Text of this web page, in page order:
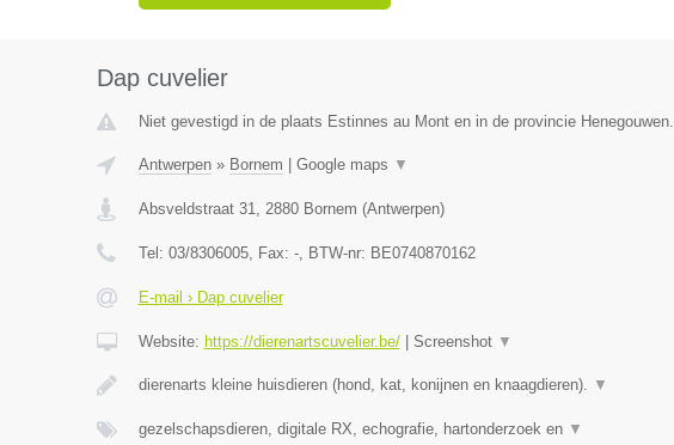
Dap cuvelier
Niet gevestigd in de plaats Estinnes au Mont en in de provincie Henegouwen.
Antwerpen» Bornem Google maps ▼
Absveldstraat 31, 2880 Bornem (Antwerpen)
Tel: 03/8306005, Fax: -, BTW-nr: BE0740870162
E-mail › Dap cuvelier
Website: https://dierenartscuvelier.be/| Screenshot ▼
dierenarts kleine huisdieren (hond, kat, konijnen en knaagdieren). ▼
gezelschapsdieren, digitale RX, echografie, hartonderzoek en ▼